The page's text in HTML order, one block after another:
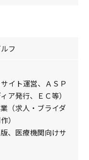
フ
イト運営、ＡＳＰ
ア発行、ＥＣ等）
（求人・ブライダ
）
、医療機関向けサ